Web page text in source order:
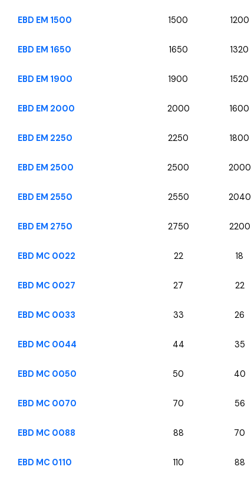
EBD EM 1500 1500 1200
EBD EM 1650 1650 1320
EBD EM 1900 1900 1520
EBD EM 2000 2000 1600
EBD EM 2250 2250 1800
EBD EM 2500 2500 2000
EBD EM 2550 2550 2040
EBD EM 2750 2750 2200
EBD MC 0022 22 18
EBD MC 0027 27 22
EBD MC 0033 33 26
EBD MC 0044 44 35
EBD MC 0050 50 40
EBD MC 0070 70 56
EBD MC 0088 88 70
EBD MC 0110 110 88